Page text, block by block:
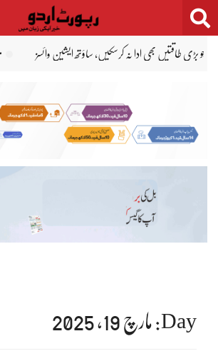
Skip
to
رپورٹ سامنے آگئی، جسم پر تشدد کے نشانات لاہور:
Day: مارچ 19, 2025